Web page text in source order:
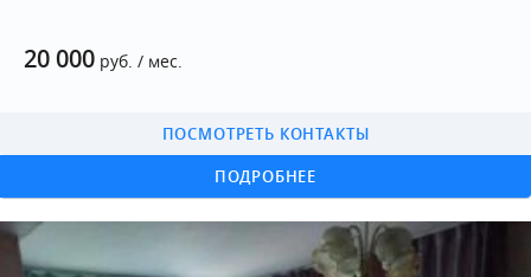
20 000 руб. / мес.
ПОДРОБНЕЕ
ПОСМОТРЕТЬ КОНТАКТЫ